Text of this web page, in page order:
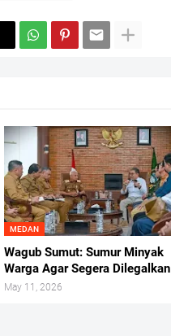
MEDAN
Wagub Sumut: Sumur Minyak
Warga Agar Segera Dilegalkan
May 11, 2026